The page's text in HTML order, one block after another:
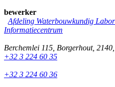
bewerker
Afdeling Waterbouwkundig
Informatiecentrum
Berchemlei 115 Borgerhout, 2140
+32 3 224 60 35
+32 3 224 60 36